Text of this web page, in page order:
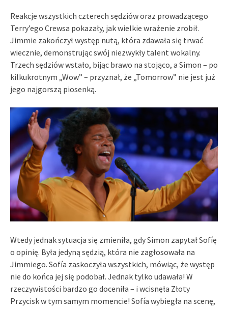
Reakcje wszystkich czterech sędziów oraz prowadzącego
Terry’ego Crewsa pokazały, jak wielkie wrażenie zrobił.
Jimmie zakończył występ nutą, która zdawała się trwać
wiecznie, demonstrując swój niezwykły talent wokalny.
Trzech sędziów wstało, bijąc brawo na stojąco, a Simon – po
kilkukrotnym „Wow” – przyznał, że „Tomorrow” nie jest już
jego najgorszą piosenką.
Wtedy jednak sytuacja się zmieniła, gdy Simon zapytał Sofíę
o opinię. Była jedyną sędzią, która nie zagłosowała na
Jimmiego. Sofía zaskoczyła wszystkich, mówiąc, że występ
nie do końca jej się podobał. Jednak tylko udawała! W
rzeczywistości bardzo go doceniła – i wcisnęła Złoty
Przycisk w tym samym momencie! Sofía wybiegła na scenę,